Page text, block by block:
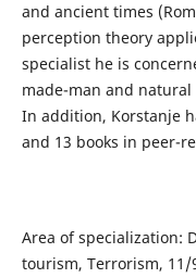
and ancient times
perception theory
specialist he is
made-man and
In addition, Korstanje
and 13 books in peer-
Area of specialization:
tourism, Terrorism, 11/